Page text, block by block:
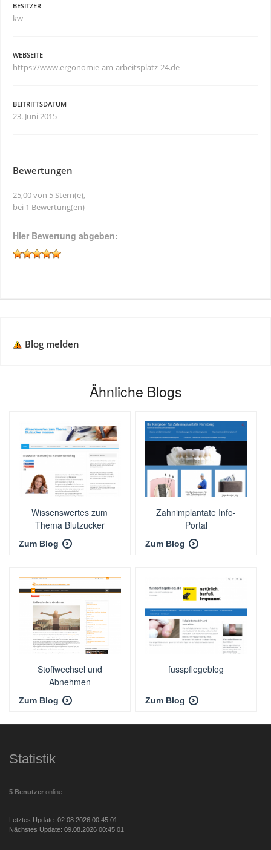
BESITZER
kw
WEBSEITE
https://www.ergonomie-am-arbeitsplatz-24.de
BEITRITTSDATUM
23. Juni 2015
Bewertungen
25,00 von 5 Stern(e),
bei 1 Bewertung(en)
Hier Bewertung abgeben:
Blog melden
Ähnliche Blogs
Wissenswertes zum
Thema Blutzucker
messen
Zum Blog
Zahnimplantate Info-
Portal
Zum Blog
Stoffwechsel und
Abnehmen
Zum Blog
fusspflegeblog
Zum Blog
Statistik
5 Benutzer online
Letztes Update: 02.08.2026 00:45:01
Nächstes Update: 09.08.2026 00:45:01